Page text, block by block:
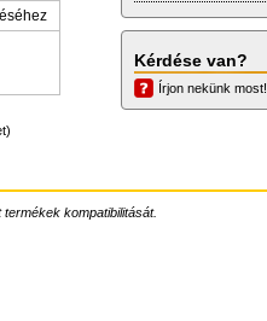
Kérdése van?
Írjon nekünk most!
kompatibilitását.